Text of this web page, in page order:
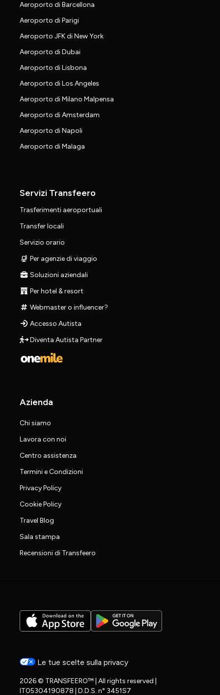
Aeroporto di Barcellona
Aeroporto di Parigi
Aeroporto JFK di New York
Aeroporto di Dubai
Aeroporto di Lisbona
Aeroporto di Los Angeles
Aeroporto di Milano Malpensa
Aeroporto di Amsterdam
Aeroporto di Napoli
Aeroporto di Malaga
Servizi Transfeero
Trasferimenti aeroportuali
Transfer locali
Servizio orario
Per agenzie di viaggio
Soluzioni aziendali
Per hotel & resort
Webmaster o influencer?
Accesso Autista
Diventa Autista Partner
Azienda
Chi siamo
Lavora con noi
Centro assistenza
Termini e Condizioni
Privacy Policy
Cookie Policy
Travel Blog
Sala stampa
Recensioni di Transfeero
Le tue scelte sulla privacy
2026 © TRANSFEERO™ | All rights reserved |
IT05304190878 | D.D.S. n° 3451S7